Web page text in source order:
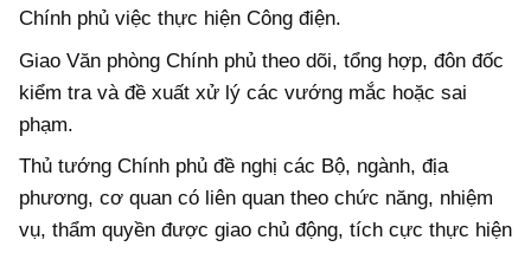
Chính phủ việc thực hiện Công điện.
Giao Văn phòng Chính phủ theo dõi, tổng hợp, đôn đốc
kiểm tra và đề xuất xử lý các vướng mắc hoặc sai
phạm.
Thủ tướng Chính phủ đề nghị các Bộ, ngành, địa
phương, cơ quan có liên quan theo chức năng, nhiệm
vụ, thẩm quyền được giao chủ động, tích cực thực hiện